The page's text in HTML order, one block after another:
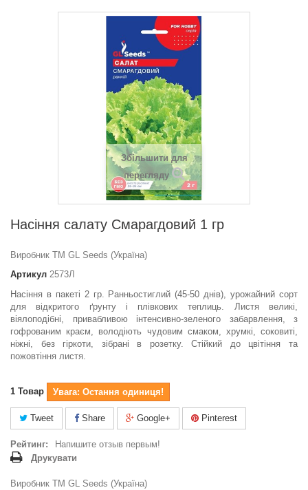
Збільшити для
перегляду
Насіння салату Смарагдовий 1 гр
Виробник ТМ GL Seeds (Україна)
Артикул 2573Л
Насіння в пакеті 2 гр. Ранньостиглий (45-50 днів), урожайний сорт
для відкритого ґрунту і плівкових теплиць. Листя великі,
віялоподібні, привабливою інтенсивно-зеленого забарвлення, з
гофрованим краєм, володіють чудовим смаком, хрумкі, соковиті,
ніжні, без гіркоти, зібрані в розетку. Стійкий до цвітіння та
пожовтіння листя.
1 Товар Увага: Остання одиниця!
Tweet Share Google+ Pinterest
Рейтинг:
Напишите отзыв первым!
Друкувати
Виробник ТМ GL Seeds (Україна)